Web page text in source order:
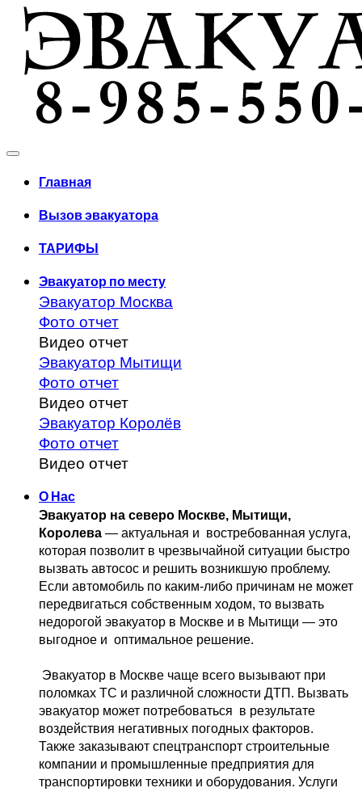
Главная
Вызов эвакуатора
ТАРИФЫ
Эвакуатор по месту
Эвакуатор Москва
Фото отчет
Видео отчет
Эвакуатор Мытищи
Фото отчет
Видео отчет
Эвакуатор Королёв
Фото отчет
Видео отчет
О Нас
Эвакуатор на северо Москве, Мытищи,
Королева — актуальная и востребованная услуга,
Если автомобиль по каким-либо причинам не может
передвигаться собственным ходом, то вызвать
недорогой эвакуатор в Москве и в Мытищи — это
выгодное и оптимальное решение.
поломках ТС и различной сложности ДТП. Вызвать
эвакуатор может потребоваться  в результате
воздействия негативных погодных факторов.
Также заказывают спецтранспорт строительные
компании и промышленные предприятия для
транспортировки техники и оборудования. Услуги